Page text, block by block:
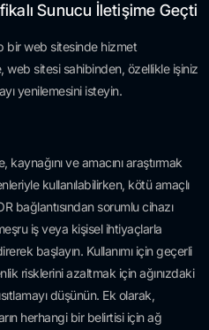
Sunucu İletişime Geçti
bir web sitesinde hizmet
web sitesi sahibinden, özellikle işiniz
yenilemesini isteyin.
ve amacını araştırmak
kullanılabilirken, kötü amaçlı
bağlantısından sorumlu cihazı
iş veya kişisel ihtiyaçlarla
başlayın. Kullanımı için geçerli
risklerini azaltmak için ağınızdaki
düşünün. Ek olarak,
herhangi bir belirtisi için ağ